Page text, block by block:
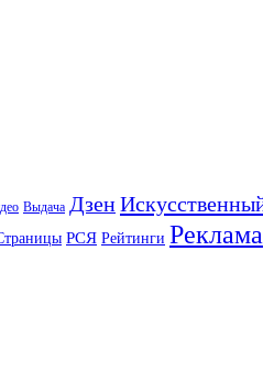
Выдача Дзен
РСЯ Рейтинги Реклама